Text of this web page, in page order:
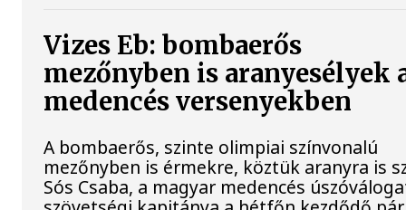
Vizes Eb: bombaerős
mezőnyben is aranyesélyek
medencés versenyekben
A bombaerős, szinte olimpiai színvonalú
mezőnyben is érmekre, köztük aranyra is
Sós Csaba, a magyar medencés